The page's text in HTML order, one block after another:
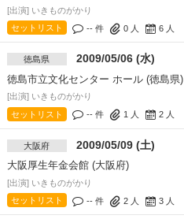
[出演] いきものがかり
セットリスト
-- 件 0人 6人
徳島県 2009/05/06 (水)
徳島市立文化センター ホール (徳島県)
[出演] いきものがかり
セットリスト
-- 件 1 人 2人
大阪府 2009/05/09 (土)
大阪厚生年金会館 (大阪府)
[出演] いきものがかり
セットリスト
-- 件 2人 3人